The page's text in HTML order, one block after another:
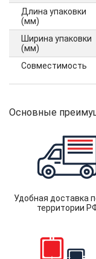
Длина упаковки
(мм)
Ширина упаковки
(мм)
Совместимость
Основные
Удобная доставка
территории